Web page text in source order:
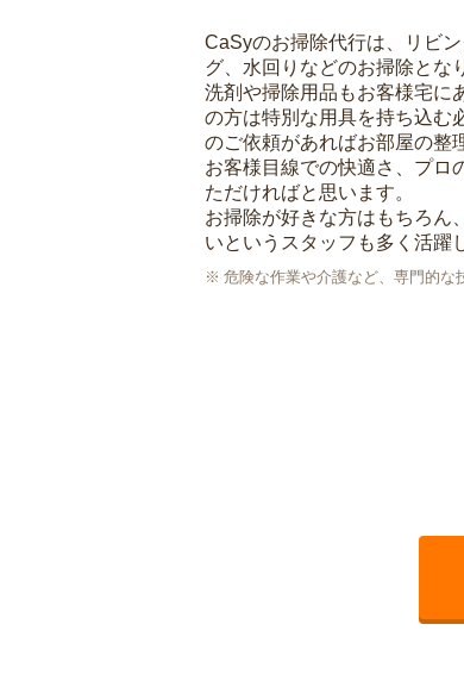
CaSyのお掃除代行は、リビ
グ、水回りなどのお掃除とな
洗剤や掃除用品もお客様宅に
の方は特別な用具を持ち込む
のご依頼があればお部屋の整
お客様目線での快適さ、プロ
ただければと思います。
お掃除が好きな方はもちろん
いというスタッフも多く活躍
危険な作業や介護など、専門的な